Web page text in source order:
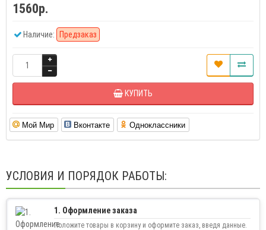
1560р.
Наличие: Предзаказ
КУПИТЬ
Мой Мир Вконтакте Одноклассники
УСЛОВИЯ И ПОРЯДОК РАБОТЫ:
1. Оформление заказа
Положите товары в корзину и оформите заказ, введя данные.